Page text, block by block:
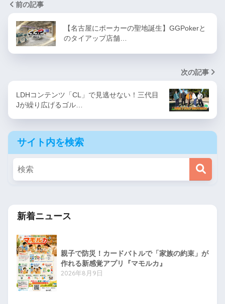
前の記事
【名古屋にポーカーの聖地誕生】GGPokerと
のタイアップ店舗…
次の記事
LDHコンテンツ「CL」で見逃せない！三代目
Jが繰り広げるゴル…
サイト内を検索
新着ニュース
親子で防災！カードバトルで「家族の約束」が
作れる新感覚アプリ『マモルカ』
2026年8月9日